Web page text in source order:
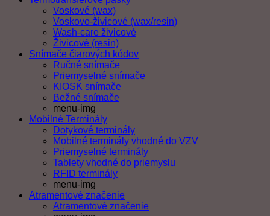
Voskové (wax)
Voskovo-živicové (wax/resin)
Wash-care živicové
Živicové (resin)
Snímače čiarových kódov
Ručné snímače
Priemyselné snímače
KIOSK snímače
Bežné snímače
menu-img
Mobilné Terminály
Dotykové terminály
Mobilné terminály vhodné do VZV
Priemyselné terminály
Tablety vhodné do priemyslu
RFID terminály
menu-img
Atramentové značenie
Atramentové značenie